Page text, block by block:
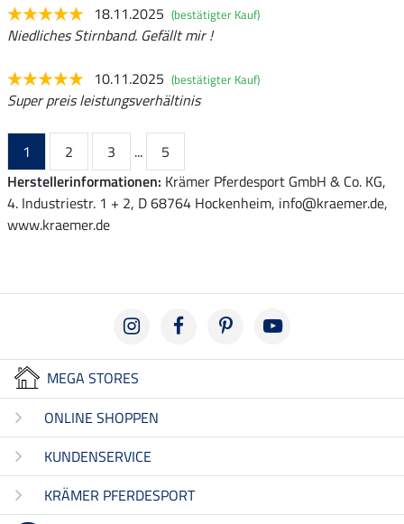
18.11.2025 (bestätigter Kauf)
Niedliches Stirnband. Gefällt mir !
10.11.2025 (bestätigter Kauf)
Super preis leistungsverhältinis
1 2 3 ...
5
Herstellerinformationen: Krämer Pferdesport GmbH & Co. KG,
4. Industriestr. 1 + 2, D 68764 Hockenheim, info@kraemer.de,
www.kraemer.de
MEGA STORES
ONLINE SHOPPEN
KUNDENSERVICE
KRÄMER PFERDESPORT